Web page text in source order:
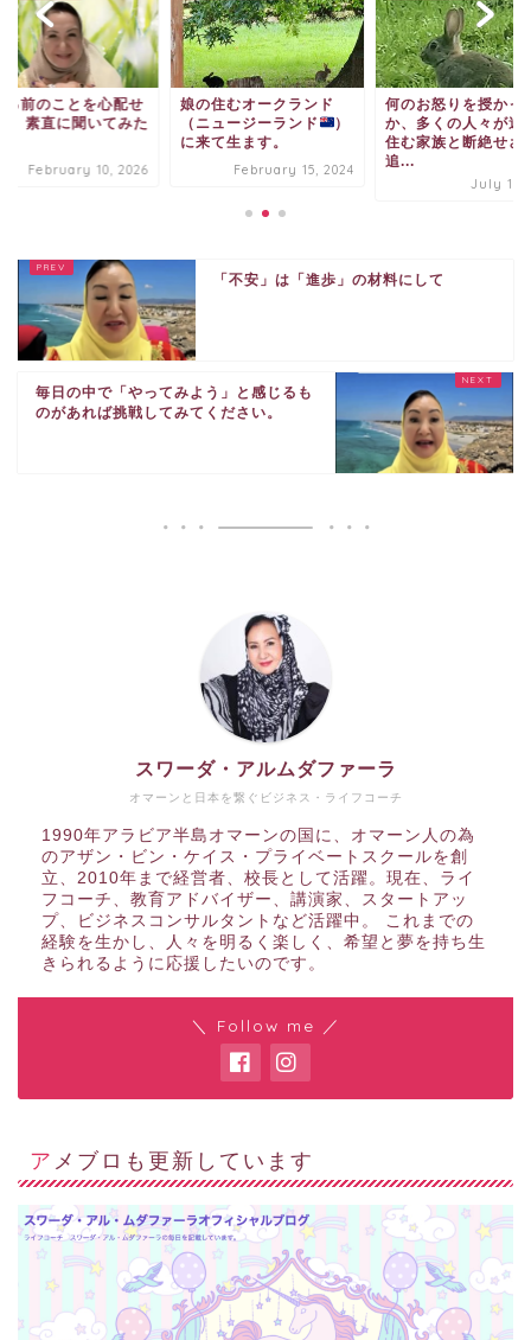
る前のことを心配せ
、 素直に聞いてみた
February 10, 2026
娘の住むオークランド
（ニュージーランド
）
に来て生ます。
February 15, 2024
何のお怒りを授かっ
か、多くの人々が遠
住む家族と断絶せざ
追...
July 11,
「不安」は「進歩」の材料にして
毎日の中で「やってみよう」と感じるも
のがあれば挑戦してみてください。
オマーンと日本を繋ぐビジネス・ライフコーチ
スワーダ・アルムダファーラ
1990年アラビア半島オマーンの国に、オマーン人の為
のアザン・ビン・ケイス・プライベートスクールを創
立、2010年まで経営者、校長として活躍。現在、ライ
フコーチ、教育アドバイザー、講演家、スタートアッ
プ、ビジネスコンサルタントなど活躍中。 これまでの
経験を生かし、人々を明るく楽しく、希望と夢を持ち生
きられるように応援したいのです。
＼ Follow me ／
アメブロも更新しています